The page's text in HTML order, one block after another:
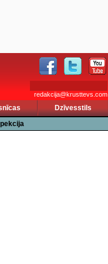
redakcija@krusttevs.com
Dzīvesstils